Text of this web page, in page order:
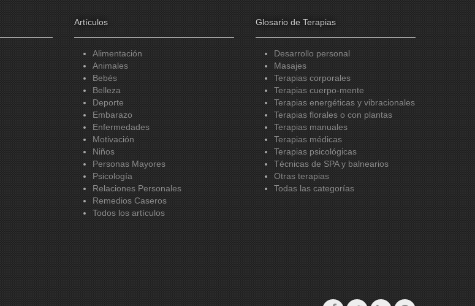
Artículos
Alimentación
Animales
Bebés
Belleza
Deporte
Embarazo
Enfermedades
Motivación
Niños
Personas Mayores
Psicología
Relaciones Personales
Remedios Caseros
Todos los artículos
Glosario de Terapias
Desarrollo personal
Masajes
Terapias corporales
Terapias cuerpo-mente
Terapias energéticas y vibracionales
Terapias florales o con plantas
Terapias manuales
Terapias médicas
Terapias psicológicas
Técnicas de SPA y balnearios
Otras terapias
Todas las categorías